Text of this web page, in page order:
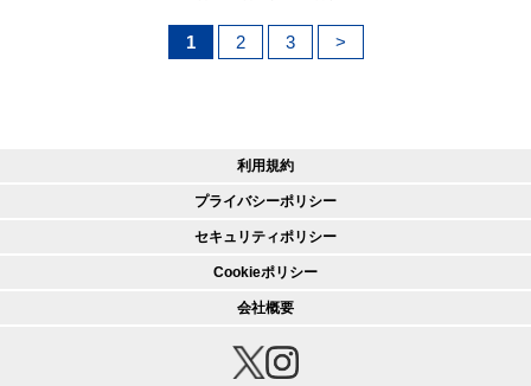
1 2 3 >
利用規約
プライバシーポリシー
セキュリティポリシー
Cookieポリシー
会社概要